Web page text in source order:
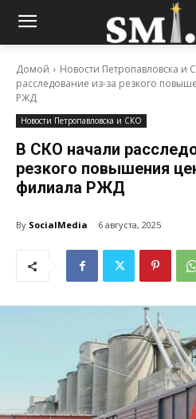
Домой Новости Петропавловска и
расследование из-за резкого
РЖД
Новости Петропавловска и СКО
В СКО начали
резкого повышения
филиала РЖД
By SocialMedia 6 августа, 2025